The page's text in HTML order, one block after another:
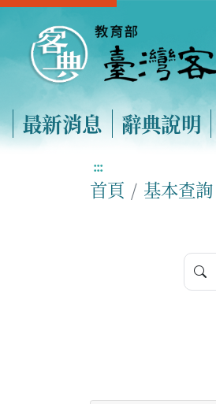
最新消息 辭典說明
:::
首頁 基本查詢